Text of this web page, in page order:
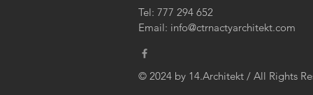
Tel: 777 294 652
Email: info@ctrnactyarchitekt.com
© 2024 by 14.Architekt / All Rights